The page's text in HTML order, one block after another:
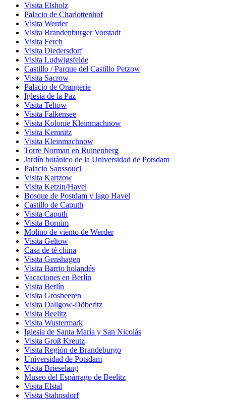
Visita Elsholz
Palacio de Charlottenhof
Visita Werder
Visita Brandenburger Vorstadt
Visita Ferch
Visita Diedersdorf
Visita Ludwigsfelde
Castillo / Parque del Castillo Petzow
Visita Sacrow
Palacio de Orangerie
Iglesia de la Paz
Visita Teltow
Visita Falkensee
Visita Kolonie Kleinmachnow
Visita Kemnitz
Visita Kleinmachnow
Torre Norman en Ruinenberg
Jardín botánico de la Universidad de Potsdam
Palacio Sanssouci
Visita Kartzow
Visita Ketzin/Havel
Bosque de Postdam y lago Havel
Castillo de Caputh
Visita Caputh
Visita Bornim
Molino de viento de Werder
Visita Geltow
Casa de té china
Visita Genshagen
Visita Barrio holandés
Vacaciones en Berlín
Visita Berlín
Visita Grosbeeren
Visita Dallgow-Döberitz
Visita Beelitz
Visita Wustermark
Iglesia de Santa María y San Nicolás
Visita Groß Kreutz
Visita Región de Brandeburgo
Universidad de Potsdam
Visita Brieselang
Museo del Espárrago de Beelitz
Visita Elstal
Visita Stahnsdorf